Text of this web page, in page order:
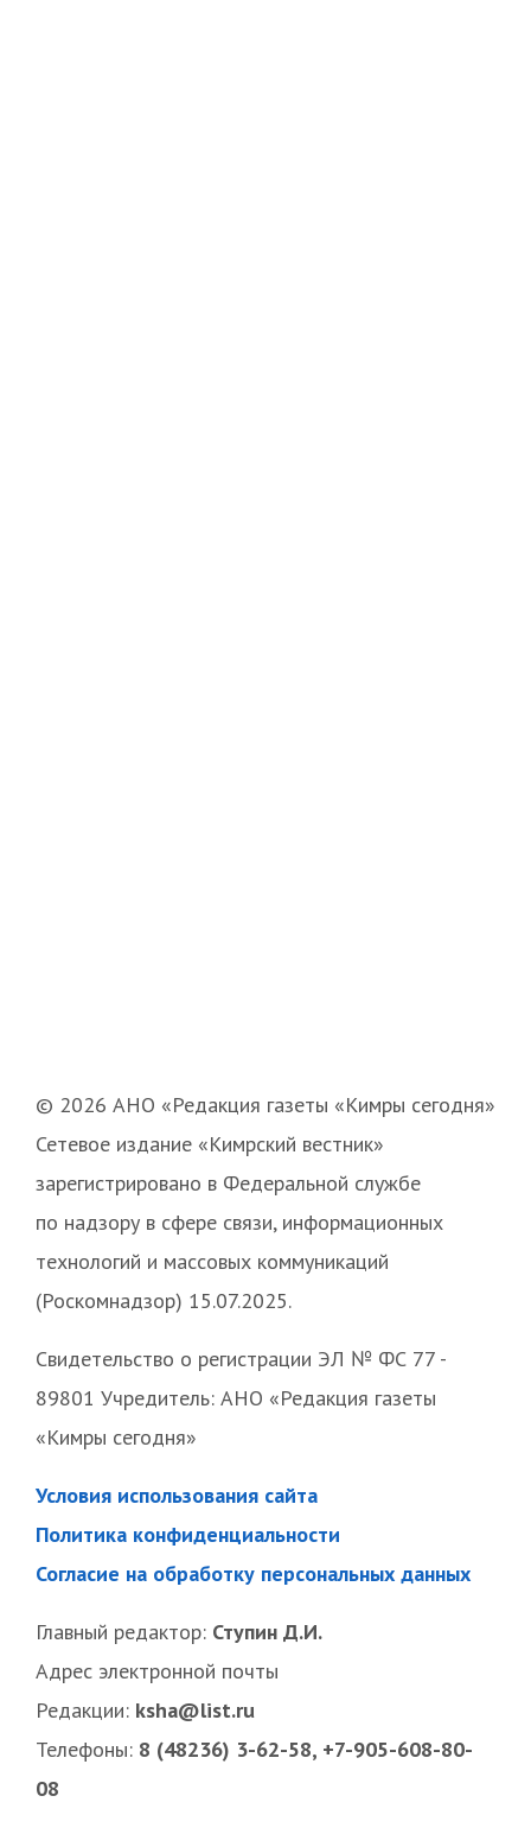
© 2026 АНО «Редакция газеты «Кимры сегодня»
Сетевое издание «Кимрский вестник»
зарегистрировано в Федеральной службе
по надзору в сфере связи, информационных
технологий и массовых коммуникаций
(Роскомнадзор) 15.07.2025.
Свидетельство о регистрации ЭЛ № ФС 77 -
89801 Учредитель: АНО «Редакция газеты
«Кимры сегодня»
Условия использования сайта
Политика конфиденциальности
Согласие на обработку персональных данных
Главный редактор: Ступин Д.И.
Адрес электронной почты
Редакции: ksha@list.ru
Телефоны: 8 (48236) 3-62-58, +7-905-608-80-
08